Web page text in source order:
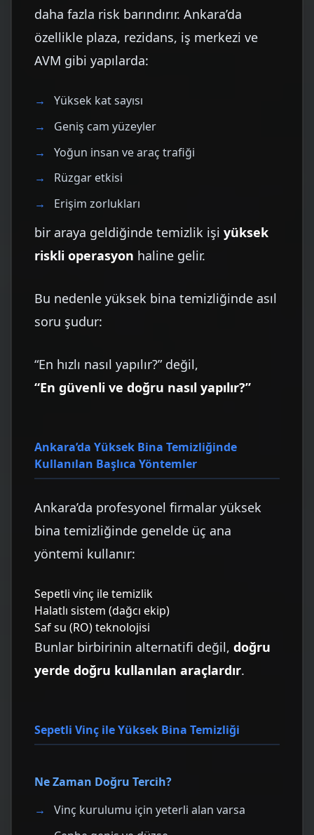
daha fazla risk barındırır. Ankara’da
özellikle plaza, rezidans, iş merkezi ve
AVM gibi yapılarda:
Yüksek kat sayısı
Geniş cam yüzeyler
Yoğun insan ve araç trafiği
Rüzgar etkisi
Erişim zorlukları
bir araya geldiğinde temizlik işi yüksek
riskli operasyon haline gelir.
Bu nedenle yüksek bina temizliğinde asıl
soru şudur:
“En hızlı nasıl yapılır?” değil,
“En güvenli ve doğru nasıl yapılır?”
Ankara’da Yüksek Bina Temizliğinde
Kullanılan Başlıca Yöntemler
Ankara’da profesyonel firmalar yüksek
bina temizliğinde genelde üç ana
yöntemi kullanır:
Sepetli vinç ile temizlik
Halatlı sistem (dağcı ekip)
Saf su (RO) teknolojisi
Bunlar birbirinin alternatifi değil, doğru
yerde doğru kullanılan araçlardır.
Sepetli Vinç ile Yüksek Bina Temizliği
Ne Zaman Doğru Tercih?
Vinç kurulumu için yeterli alan varsa